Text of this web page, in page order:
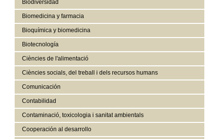
Biodiversidad
Biomedicina y farmacia
Bioquímica y biomedicina
Biotecnología
Ciències de l'alimentació
Ciències socials, del treball i dels recursos humans
Comunicación
Contabilidad
Contaminació, toxicologia i sanitat ambientals
Cooperación al desarrollo